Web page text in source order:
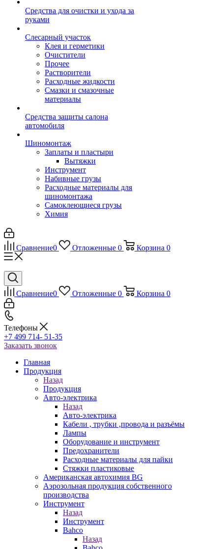
Средства для очистки и ухода за
руками
Слесарный участок
Клея и герметики
Очистители
Прочее
Растворители
Расходные жидкости
Смазки и смазочные
материалы
Средства защиты салона
автомобиля
Шиномонтаж
Заплаты и пластыри
Вытяжки
Инструмент
Набивные грузы
Расходные материалы для
шиномонтажа
Самоклеющиеся грузы
Химия
Сравнение0 Отложенные 0 Корзина 0
Сравнение0 Отложенные 0 Корзина 0
Телефоны
+7 499 714- 51-35
Заказать звонок
Главная
Продукция
Назад
Продукция
Авто-электрика
Назад
Авто-электрика
Кабели , трубки ,провода и разъёмы
Лампы
Оборудование и инструмент
Предохранители
Расходные материалы для пайки
Стяжки пластиковые
Американская автохимия BG
Аэрозольная продукция собственного
производства
Инструмент
Назад
Инструмент
Bahco
Назад